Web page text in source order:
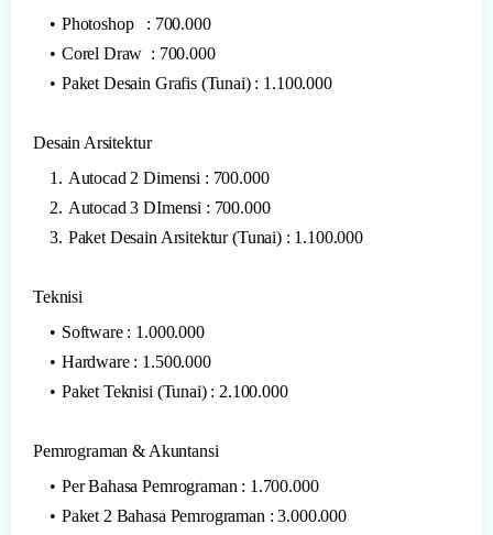
Photoshop : 700.000
Corel Draw : 700.000
Paket Desain Grafis (Tunai) : 1.100.000
Desain Arsitektur
Autocad 2 Dimensi : 700.000
Autocad 3 DImensi : 700.000
Paket Desain Arsitektur (Tunai) : 1.100.000
Teknisi
Software : 1.000.000
Hardware : 1.500.000
Paket Teknisi (Tunai) : 2.100.000
Pemrograman & Akuntansi
Per Bahasa Pemrograman : 1.700.000
Paket 2 Bahasa Pemrograman : 3.000.000